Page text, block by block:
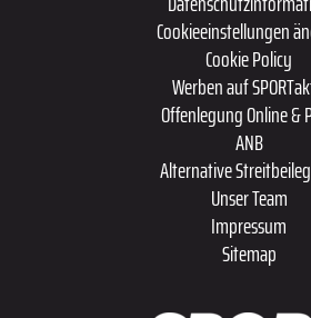
Cookieeinstellungen
Cookie Policy
Werben auf
Offenlegung Online &
ANB
Alternative
Unser Team
Impressum
Sitemap